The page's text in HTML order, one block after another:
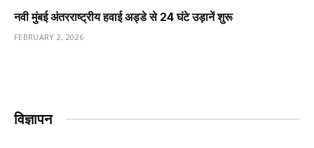
नवी मुंबई अंतरराष्ट्रीय हवाई अड्डे से 24 घंटे उड़ानें शुरू
FEBRUARY 2, 2026
विज्ञापन